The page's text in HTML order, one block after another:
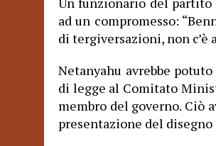
ad un compromesso:
di tergiversazioni, non c’è
Netanyahu avrebbe
di legge al Comitato
membro del governo. Ciò
presentazione del